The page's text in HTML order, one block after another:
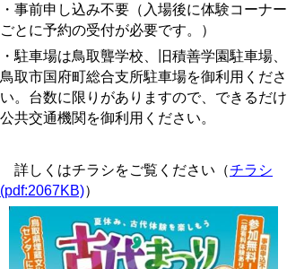
・事前申し込み不要（入場後に体験コーナー
ごとに予約の受付が必要です。）
・駐車場は鳥取聾学校、旧積善学園駐車場、
鳥取市国府町総合支所駐車場を御利用くださ
い。台数に限りがありますので、できるだけ
公共交通機関を御利用ください。
詳しくはチラシをご覧ください（チラシ
(pdf:2067KB)）